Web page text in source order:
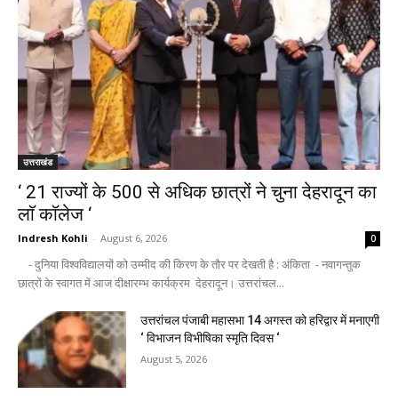
उत्तराखंड
‘ 21 राज्यों के 500 से अधिक छात्रों ने चुना देहरादून का
लाॅ काॅलेज ‘
Indresh Kohli - August 6, 2026 0
- दुनिया विश्वविद्यालयों को उम्मीद की किरण के तौर पर देखती है : अंकिता - नवागन्तुक
छात्रों के स्वागत में आज दीक्षारम्भ कार्यक्रम देहरादून। उत्तरांचल...
उत्तरांचल पंजाबी महासभा 14 अगस्त को हरिद्वार में मनाएगी
‘ विभाजन विभीषिका स्मृति दिवस ‘
August 5, 2026